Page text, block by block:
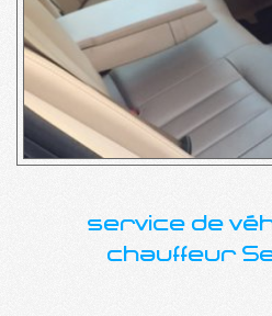
service de
chauffeur